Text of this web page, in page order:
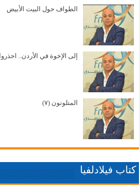
الطواف حول البيت الأبيض
إلى الإخوة في الأردن..
المتلونون (٧)
كتاب فيلادلفيا